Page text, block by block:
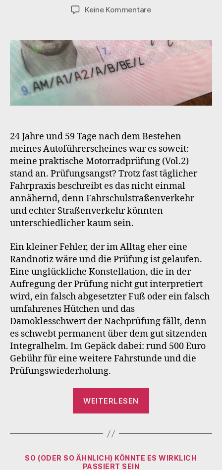
Keine Kommentarezu
24 Jahre und 59 Tage nach dem Bestehen
meines Autoführerscheines war es soweit:
meine praktische Motorradprüfung (Vol.2)
stand an. Prüfungsangst? Trotz fast täglicher
Fahrpraxis beschreibt es das nicht einmal
annähernd, denn Fahrschulstraßenverkehr
und echter Straßenverkehr könnten
unterschiedlicher kaum sein.
Ein kleiner Fehler, der im Alltag eher eine
Randnotiz wäre und die Prüfung ist gelaufen.
Eine unglückliche Konstellation, die in der
Aufregung der Prüfung nicht gut interpretiert
wird, ein falsch abgesetzter Fuß oder ein falsch
umfahrenes Hütchen und das
Damoklesschwert der Nachprüfung fällt, denn
es schwebt permanent über dem gut sitzenden
Integralhelm. Im Gepäck dabei: rund 500 Euro
Gebühr für eine weitere Fahrstunde und die
Prüfungswiederholung.
WEITERLESEN
Kategorien
SO (ODER SO ÄHNLICH) KÖNNTE ES WIRKLICH
PASSIERT SEIN